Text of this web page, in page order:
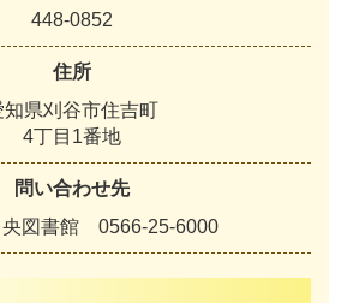
448-0852
住所
知県刈谷市住吉町
4丁目1番地
問い合わせ先
央図書館 0566-25-6000